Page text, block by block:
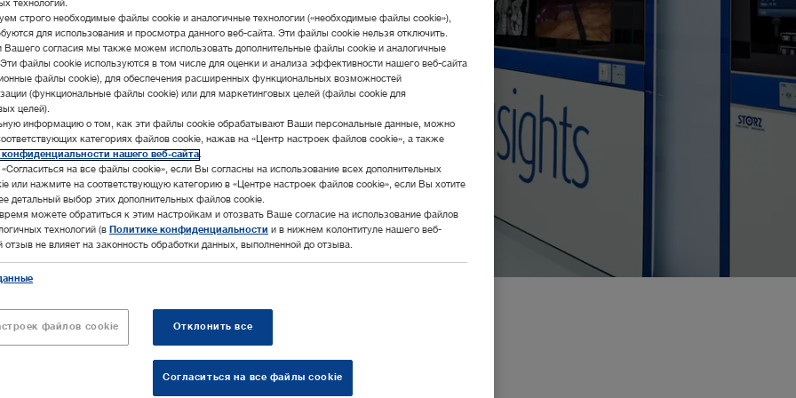
информацию от KARL STORZ! Узнайте первыми о
новых продуктов, специальных акциях, полезных
преимуществами индивидуальной
технологий.
строго необходимые файлы cookie и аналогичные технологии («необходимые файлы cookie»),
для использования и просмотра данного веб-сайта. Эти файлы cookie нельзя отключить.
Вашего согласия мы также можем использовать дополнительные файлы cookie и аналогичные
Эти файлы cookie используются в том числе для оценки и анализа эффективности нашего веб-сайта
файлы cookie), для обеспечения расширенных функциональных возможностей
(функциональные файлы cookie) или для маркетинговых целей (файлы cookie для
целей).
информацию о том, как эти файлы cookie обрабатывают Ваши персональные данные, можно
категориях файлов cookie, нажав на «Центр настроек файлов cookie», а также
конфиденциальности нашего веб-сайта.
на все файлы cookie», если Вы согласны на использование всех дополнительных
или нажмите на соответствующую категорию в «Центре настроек файлов cookie», если Вы хотите
детальный выбор этих дополнительных файлов cookie.
можете обратиться к этим настройкам и отозвать Ваше согласие на использование файлов
технологий (в
Политике конфиденциальности и в нижнем колонтитуле нашего веб-
отзыв не влияет на законность обработки данных, выполненной до отзыва.
файлов cookie Отклонить все
Согласиться на все файлы cookie